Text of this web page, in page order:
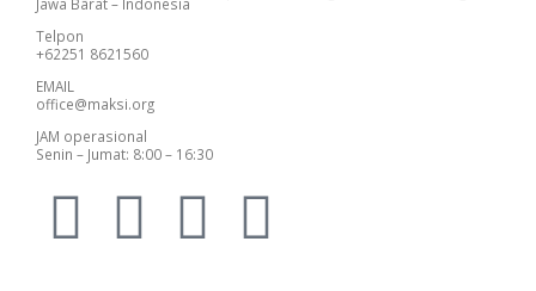
Telpon
+62251 8621560
EMAIL
office@maksi.org
JAM operasional
Senin – Jumat: 8:00 – 16:30